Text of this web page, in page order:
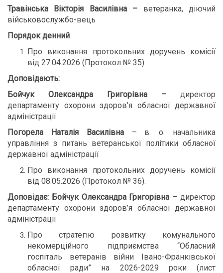
Травінська Вікторія Василівна – ветеранка, діючий
військовослужбо-вець
Порядок денний
Про виконання протокольних доручень комісії
від 27.04.2026 (Протокол № 35).
Доповідають:
Бойчук Олександра Григорівна – директор
департаменту охорони здоров’я обласної державної
адміністрації
Погорела Наталія Василівна– в. о. начальника
управління з питань ветеранської політики обласної
державної адміністрації
Про виконання протокольних доручень комісії
від 08.05.2026 (Протокол № 36).
Доповідає: Бойчук Олександра Григорівна –директор
департаменту охорони здоров’я обласної державної
адміністрації
Про стратегію розвитку комунального
некомерційного підприємства “Обласний
госпіталь ветеранів війни Івано-Франківської
обласної ради” на 2026-2029 роки (лист